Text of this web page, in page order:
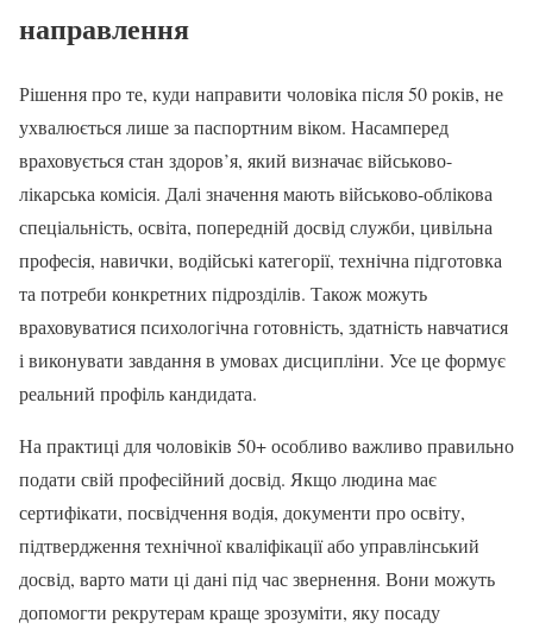
направлення
Рішення про те, куди направити чоловіка після 50 років, не
ухвалюється лише за паспортним віком. Насамперед
враховується стан здоров’я, який визначає військово-
лікарська комісія. Далі значення мають військово-облікова
спеціальність, освіта, попередній досвід служби, цивільна
професія, навички, водійські категорії, технічна підготовка
та потреби конкретних підрозділів. Також можуть
враховуватися психологічна готовність, здатність навчатися
і виконувати завдання в умовах дисципліни. Усе це формує
реальний профіль кандидата.
На практиці для чоловіків 50+ особливо важливо правильно
подати свій професійний досвід. Якщо людина має
сертифікати, посвідчення водія, документи про освіту,
підтвердження технічної кваліфікації або управлінський
досвід, варто мати ці дані під час звернення. Вони можуть
допомогти рекрутерам краще зрозуміти, яку посаду